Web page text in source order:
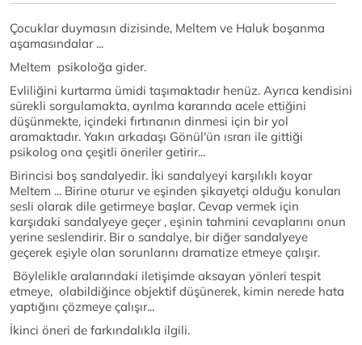
Çocuklar duymasın dizisinde, Meltem ve Haluk boşanma
aşamasındalar ...
Meltem psikoloğa gider.
Evliliğini kurtarma ümidi taşımaktadır henüz. Ayrıca kendisini
sürekli sorgulamakta, ayrılma kararında acele ettiğini
düşünmekte, içindeki fırtınanın dinmesi için bir yol
aramaktadır. Yakın arkadaşı Gönül'ün ısrarı ile gittiği
psikolog ona çeşitli öneriler getirir...
Birincisi boş sandalyedir. İki sandalyeyi karşılıklı koyar
Meltem ... Birine oturur ve eşinden şikayetçi olduğu konuları
sesli olarak dile getirmeye başlar. Cevap vermek için
karşıdaki sandalyeye geçer , eşinin tahmini cevaplarını onun
yerine seslendirir. Bir o sandalye, bir diğer sandalyeye
geçerek eşiyle olan sorunlarını dramatize etmeye çalışır.
Böylelikle aralarındaki iletişimde aksayan yönleri tespit
etmeye, olabildiğince objektif düşünerek, kimin nerede hata
yaptığını çözmeye çalışır...
İkinci öneri de farkındalıkla ilgili.